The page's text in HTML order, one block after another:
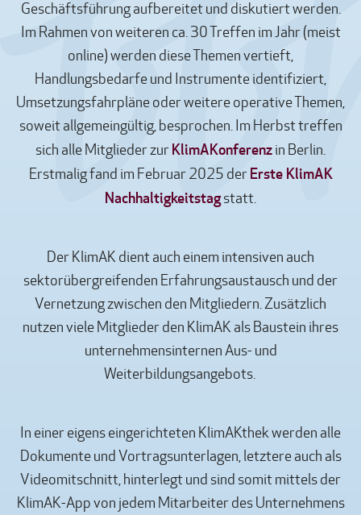
Geschäftsführung aufbereitet und diskutiert werden.
Im Rahmen von weiteren ca. 30 Treffen im Jahr (meist
online) werden diese Themen vertieft,
Handlungsbedarfe und Instrumente identifiziert,
Umsetzungsfahrpläne oder weitere operative Themen,
soweit allgemeingültig, besprochen. Im Herbst treffen
sich alle Mitglieder zurKlimAKonferenzin Berlin.
Erstmalig fand im Februar 2025 derErste KlimAK
Nachhaltigkeitstagstatt.
Der KlimAK dient auch einem intensiven auch
sektorübergreifenden Erfahrungsaustausch und der
Vernetzung zwischen den Mitgliedern. Zusätzlich
nutzen viele Mitglieder den KlimAK als Baustein ihres
unternehmensinternen Aus- und
Weiterbildungsangebots.
In einer eigens eingerichteten KlimAKthek werden alle
Dokumente und Vortragsunterlagen, letztere auch als
Videomitschnitt, hinterlegt und sind somit mittels der
KlimAK-App von jedem Mitarbeiter des Unternehmens